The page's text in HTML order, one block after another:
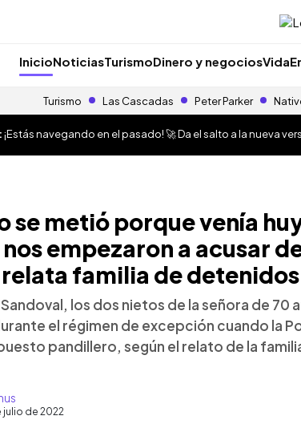
InicioNoticiasTurismoDinero y negociosVida
Turismo Las Cascadas Peter Parker
¡Estás navegando en el pasado! 🚀 Da el salto a la nueva
se metió porque venía
empezaron a acusar
familia de detenidos
los dos nietos de la señora de 70
el régimen de excepción cuando la
pandillero, según el relato de la
julio de 2022